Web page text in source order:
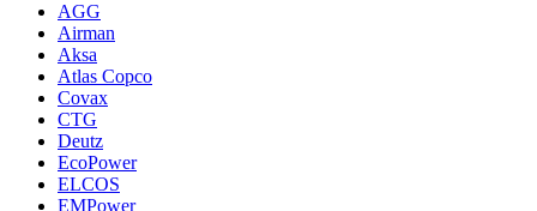
AGG
Airman
Aksa
Atlas Copco
Covax
CTG
Deutz
EcoPower
ELCOS
EMPower